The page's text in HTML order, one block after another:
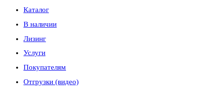
Каталог
В наличии
Лизинг
Услуги
Покупателям
Отгрузки (видео)